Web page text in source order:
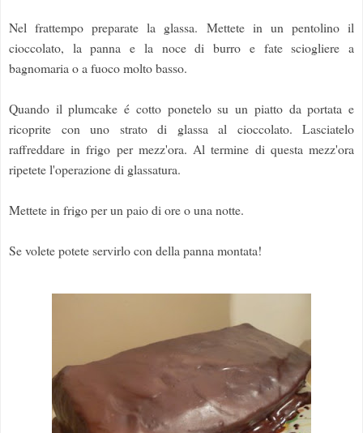
Nel frattempo preparate la glassa. Mettete in un pentolino il
cioccolato, la panna e la noce di burro e fate sciogliere a
bagnomaria o a fuoco molto basso.
Quando il plumcake é cotto ponetelo su un piatto da portata e
ricoprite con uno strato di glassa al cioccolato. Lasciatelo
raffreddare in frigo per mezz'ora. Al termine di questa mezz'ora
ripetete l'operazione di glassatura.
Mettete in frigo per un paio di ore o una notte.
Se volete potete servirlo con della panna montata!